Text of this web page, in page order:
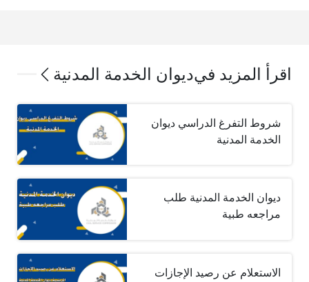
اقرأ المزيد فيديوان الخدمة المدنية
شروط التفرغ الدراسي ديوان
الخدمة المدنية
ديوان الخدمة المدنية طلب
مراجعه طبية
الاستعلام عن رصيد الإجازات